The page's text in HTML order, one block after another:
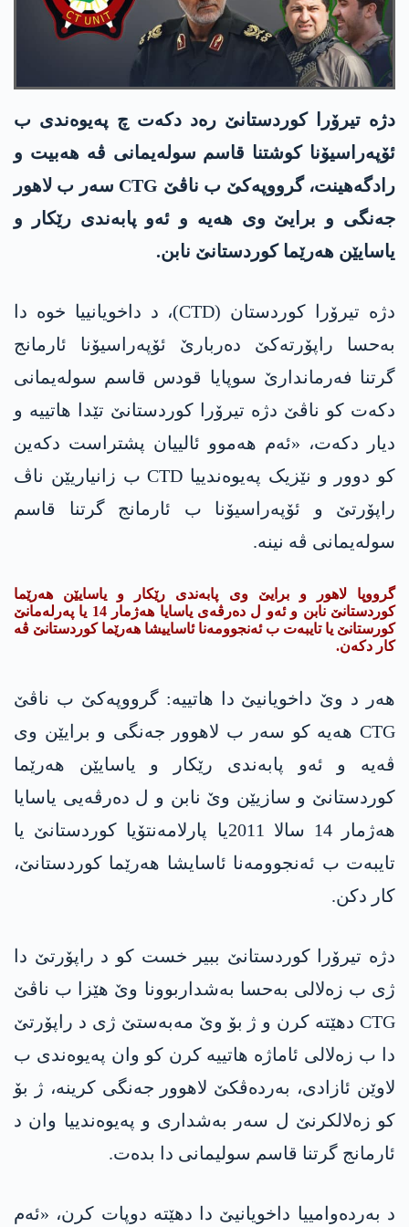
دژە تیرۆرا کوردستانێ رەد دکەت چ په‌یوه‌ندی ب
ئۆپەراسیۆنا کوشتنا قاسم سولەیمانی ڤه‌ هه‌بیت و
رادگه‌ھینت، گرووپەکێ ب ناڤێ CTG سەر ب لاھور
جەنگی و برایێ وی ھەیە و ئەو پابەندی رێکار و
یاسایێن ھەرێما کوردستانێ نابن.
دژە تیرۆرا کوردستان (CTD)، د داخویانییا خوە دا
بەحسا راپۆرتەکێ دەربارێ ئۆپەراسیۆنا ئارمانج
گرتنا فەرماندارێ سوپایا قودس قاسم سولەیمانی
دکەت کو ناڤێ دژە تیرۆرا کوردستانێ تێدا ھاتییە و
دیار دکەت، «ئەم ھەموو ئالییان پشتراست دکه‌ین
کو دوور و نێزیک په‌یوەندییا CTD ب زانیاریێن ناڤ
راپۆرتێ و ئۆپەراسیۆنا ب ئارمانج گرتنا قاسم
سولەیمانی ڤه‌ نینە.
گرووپا لاهور و برایێ وی پابه‌ندی رێكار و یاسایێن هه‌رێما
كوردستانێ نابن و ئه‌و ل ده‌رڤه‌ی یاسایا هه‌ژمار 14 یا په‌رله‌مانێ
كورستانێ یا تایبه‌ت ب ئه‌نجوومه‌نا ئاساییشا هه‌رێما كوردستانێ ڤه‌
كار دكه‌ن.
ھەر د وێ داخویانیێ دا هاتییه‌: گرووپەکێ ب ناڤێ
CTG ھەیە کو سەر ب لاھوور جەنگی و برایێن وی
ڤەیە و ئه‌و پابەندی رێکار و یاسایێن ھەرێما
کوردستانێ و سازیێن وێ نابن و ل دەرڤەیی یاسایا
ھەژمار 14 سالا 2011یا پارلامەنتۆیا کوردستانێ یا
تایبەت ب ئەنجوومەنا ئاسایشا ھەرێما کوردستانێ،
کار دکن.
دژە تیرۆرا کوردستانێ ببیر خست کو د راپۆرتێ دا
ژی ب زەلالی بەحسا بەشداربوونا وێ ھێزا ب ناڤێ
CTG دهێته‌ کرن و ژ بۆ وێ مەبەستێ ژی د راپۆرتێ
دا ب زەلالی ئاماژە هاتییه‌ كرن کو وان په‌یوەندی ب
لاوێن ئازادی، بەردەڤکێ لاھوور جەنگی کرینە، ژ بۆ
کو زەلالکرنێ ل سەر بەشداری و په‌یوەندییا وان د
ئارمانج گرتنا قاسم سولیمانی دا بده‌ت.
د به‌رده‌وامییا داخویانیێ دا دهێته‌ دوپات کرن، «ئەم